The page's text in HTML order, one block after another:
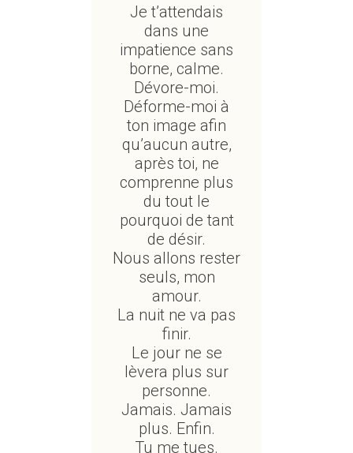
Je t’attendais
dans une
impatience sans
borne, calme.
Dévore-moi.
Déforme-moi à
ton image afin
qu’aucun autre,
après toi, ne
comprenne plus
du tout le
pourquoi de tant
de désir.
Nous allons rester
seuls, mon
amour.
La nuit ne va pas
finir.
Le jour ne se
lèvera plus sur
personne.
Jamais. Jamais
plus. Enfin.
Tu me tues.